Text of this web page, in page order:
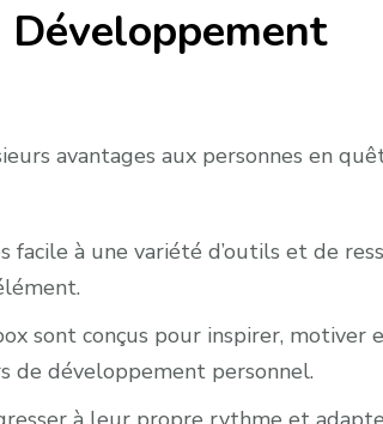
avantages aux personnes en
facile à une variété d’outils et de
sont conçus pour inspirer, motiver
de développement personnel.